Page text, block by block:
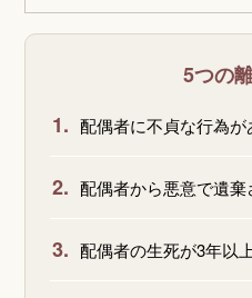
5つの
1. 配偶者に不貞な行為が
2. 配偶者から悪意で遺棄
3. 配偶者の生死が3年以